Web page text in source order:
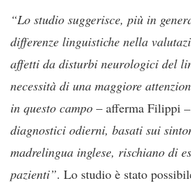
“Lo studio suggerisce, più in
differenze linguistiche nella
affetti da disturbi neurologici del
necessità di una maggiore
in questo campo – afferma Filippi
diagnostici odierni, basati sui
madrelingua inglese, rischiano di
pazienti”. Lo studio è stato